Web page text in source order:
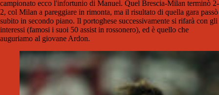
campionato ecco l'infortunio di Manuel. Quel Brescia-Milan terminò 2-
2, col Milan a pareggiare in rimonta, ma il risultato di quella gara passò
subito in secondo piano. Il portoghese successivamente si rifarà con gli
interessi (famosi i suoi 50 assist in rossonero), ed è quello che
auguriamo al giovane Ardon.